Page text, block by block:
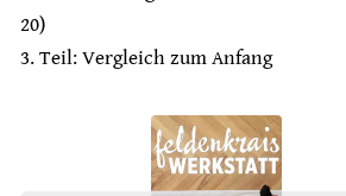
20)
3. Teil: Vergleich zum Anfang